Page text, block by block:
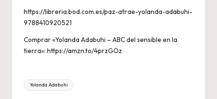
https://libreria.bod.com.es/paz-atrae-yolanda-adabuhi-
9788410920521
Comprar «Yolanda Adabuhi – ABC del sensible en la
tierra»: https://amzn.to/4przGOz
Etiquetas:
Yolanda Adabuhi